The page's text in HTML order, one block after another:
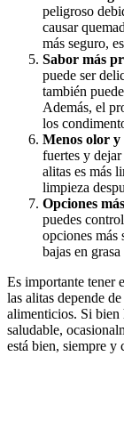
peligroso
causar
más seguro,
Sabor más
puede ser
también
Además, el
los
Menos olor y
fuertes y
alitas es más
limpieza
Opciones
puedes
opciones más
bajas en
Es importante tener
las alitas depende
alimenticios. Si bien
saludable,
está bien, siempre y